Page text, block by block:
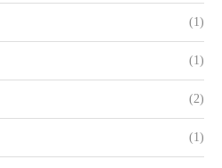
(1)
(1)
(2)
(1)